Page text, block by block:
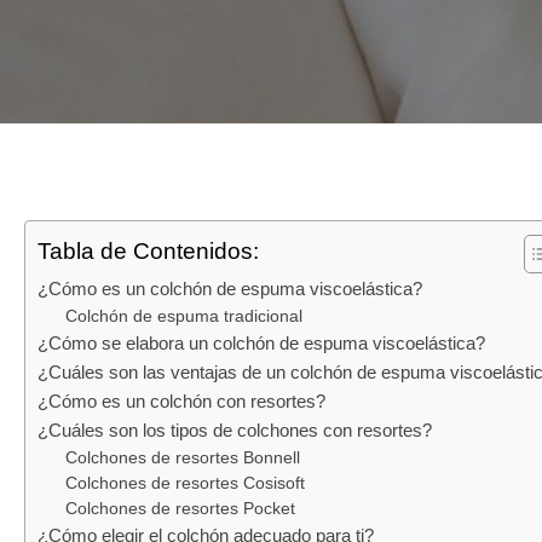
Tabla de Contenidos:
¿Cómo es un colchón de espuma viscoelástica?
Colchón de espuma tradicional
¿Cómo se elabora un colchón de espuma viscoelástica?
¿Cuáles son las ventajas de un colchón de espuma
¿Cómo es un colchón con resortes?
¿Cuáles son los tipos de colchones con resortes?
Colchones de resortes Bonnell
Colchones de resortes Cosisoft
Colchones de resortes Pocket
¿Cómo elegir el colchón adecuado para ti?